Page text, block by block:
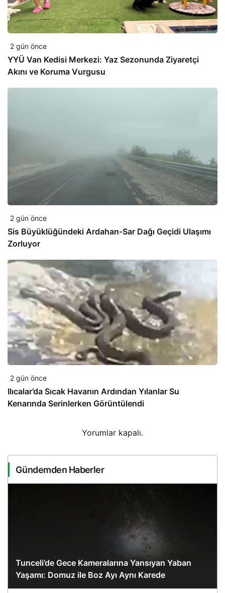
2 gün önce
YYÜ Van Kedisi Merkezi: Yaz Sezonunda Ziyaretçi
Akını ve Koruma Vurgusu
2 gün önce
Sis Büyüklüğündeki Ardahan-Sar Dağı Geçidi Ulaşımı
Zorluyor
2 gün önce
Ilıcalar’da Sıcak Havanın Ardından Yılanlar Su
Kenarında Serinlerken Görüntülendi
Yorumlar kapalı.
Gündemden Haberler
Tunceli’de Gece Kameralarına Yansıyan Yaban
Yaşamı: Domuz ile Boz Ayı Aynı Karede